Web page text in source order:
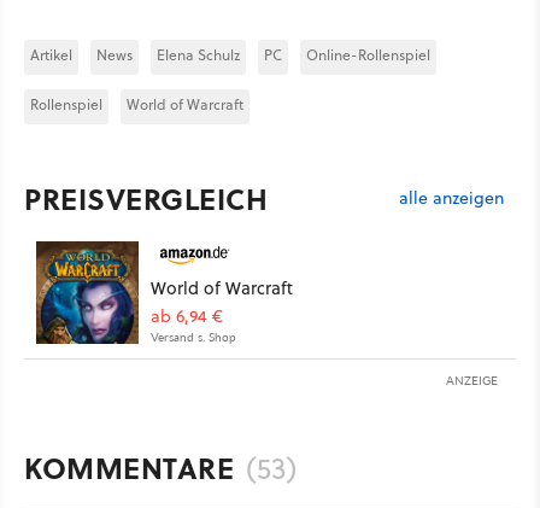
Artikel News Elena Schulz PC Online-Rollenspiel
Rollenspiel World of Warcraft
PREISVERGLEICH alle anzeigen
World of Warcraft
ab 6,94 €
Versand s. Shop
ANZEIGE
KOMMENTARE (53)